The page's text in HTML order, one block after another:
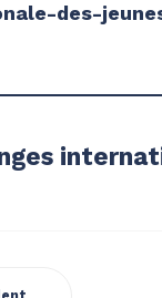
des-